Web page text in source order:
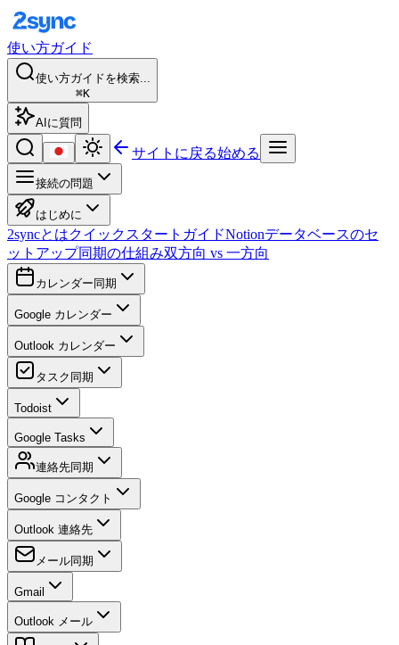
使い方ガイド
使い方ガイドを検索...
⌘K
AIに質問
サイトに戻る始める
接続の問題
はじめに
2syncとはクイックスタートガイドNotionデータベースのセ
ットアップ同期の仕組み双方向 vs 一方向
カレンダー同期
Google カレンダー
Outlook カレンダー
タスク同期
Todoist
Google Tasks
連絡先同期
Google コンタクト
Outlook 連絡先
メール同期
Gmail
Outlook メール